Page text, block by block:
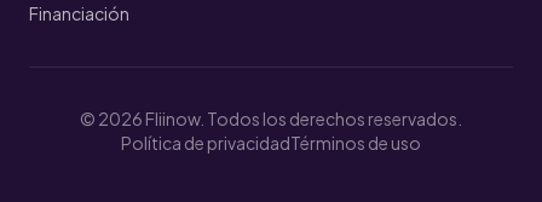
Financiación
© 2026 Fliinow. Todos los derechos reservados.
Política de privacidadTérminos de uso